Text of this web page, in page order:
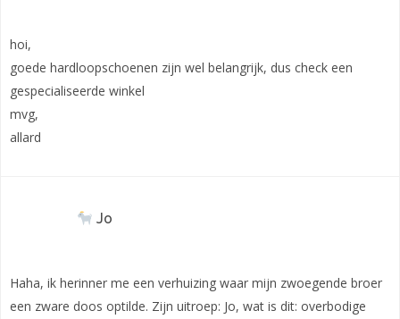
hoi,
goede hardloopschoenen zijn wel belangrijk, dus check een
gespecialiseerde winkel
mvg,
allard
Jo
Haha, ik herinner me een verhuizing waar mijn zwoegende broer
een zware doos optilde. Zijn uitroep: Jo, wat is dit: overbodige